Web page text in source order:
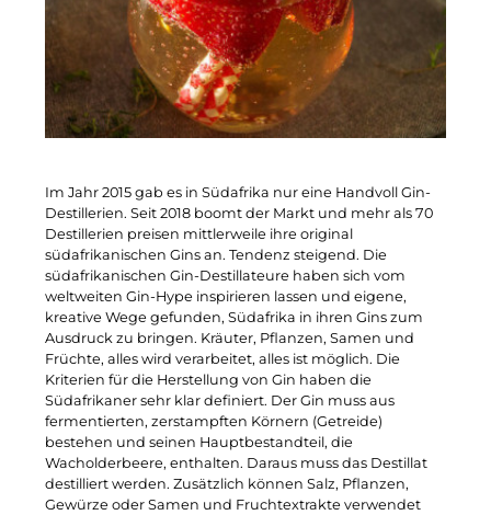
Im Jahr 2015 gab es in Südafrika nur eine Handvoll Gin-
Destillerien. Seit 2018 boomt der Markt und mehr als 70
Destillerien preisen mittlerweile ihre original
südafrikanischen Gins an. Tendenz steigend. Die
südafrikanischen Gin-Destillateure haben sich vom
weltweiten Gin-Hype inspirieren lassen und eigene,
kreative Wege gefunden, Südafrika in ihren Gins zum
Ausdruck zu bringen. Kräuter, Pflanzen, Samen und
Früchte, alles wird verarbeitet, alles ist möglich. Die
Kriterien für die Herstellung von Gin haben die
Südafrikaner sehr klar definiert. Der Gin muss aus
fermentierten, zerstampften Körnern (Getreide)
bestehen und seinen Hauptbestandteil, die
Wacholderbeere, enthalten. Daraus muss das Destillat
destilliert werden. Zusätzlich können Salz, Pflanzen,
Gewürze oder Samen und Fruchtextrakte verwendet